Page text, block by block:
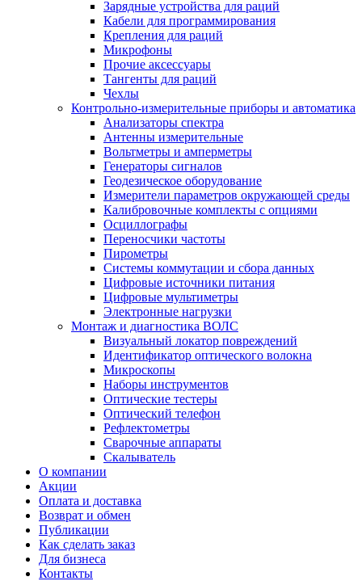
Зарядные устройства для раций
Кабели для программирования
Крепления для раций
Микрофоны
Прочие аксессуары
Тангенты для раций
Чехлы
Контрольно-измерительные приборы и автоматика
Анализаторы спектра
Антенны измерительные
Вольтметры и амперметры
Генераторы сигналов
Геодезическое оборудование
Измерители параметров окружающей среды
Калибровочные комплекты с опциями
Осциллографы
Переносчики частоты
Пирометры
Системы коммутации и сбора данных
Цифровые источники питания
Цифровые мультиметры
Электронные нагрузки
Монтаж и диагностика ВОЛС
Визуальный локатор повреждений
Идентификатор оптического волокна
Микроскопы
Наборы инструментов
Оптические тестеры
Оптический телефон
Рефлектометры
Сварочные аппараты
Скалыватель
О компании
Акции
Оплата и доставка
Возврат и обмен
Публикации
Как сделать заказ
Для бизнеса
Контакты